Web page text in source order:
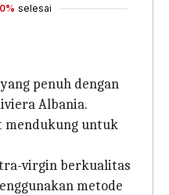
selesai
penuh dengan
Albania.
mendukung untuk
virgin berkualitas
metode